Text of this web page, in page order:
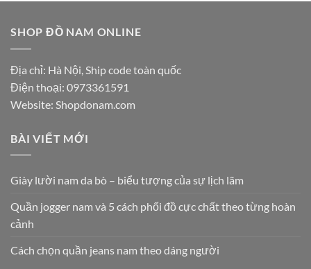
SHOP ĐỒ NAM ONLINE
Địa chỉ: Hà Nội, Ship code toàn quốc
Điện thoại: 0973361591
Website: Shopdonam.com
BÀI VIẾT MỚI
Giày lười nam da bò – biểu tượng của sự lịch lãm
Quần jogger nam và 5 cách phối đồ cực chất theo từng hoàn
cảnh
Cách chọn quần jeans nam theo dáng người